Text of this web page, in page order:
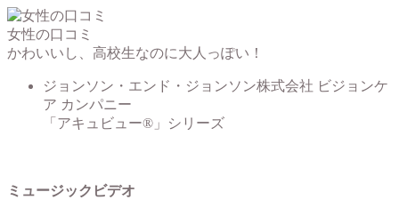
女性の口コミ
かわいいし、高校生なのに大人っぽい！
ジョンソン・エンド・ジョンソン株式会社 ビジョンケ
ア カンパニー
「アキュビュー®」シリーズ
ミュージックビデオ